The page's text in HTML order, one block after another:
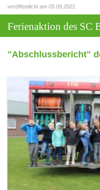
veröffentlicht am 05.09.2021
Ferienaktion des SC
"Abschlussbericht"